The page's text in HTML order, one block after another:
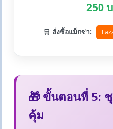
250
🛒 สั่งซื้อแม็กซ่า:
🎁 ขั้นตอนที่ 5:
คุ้ม